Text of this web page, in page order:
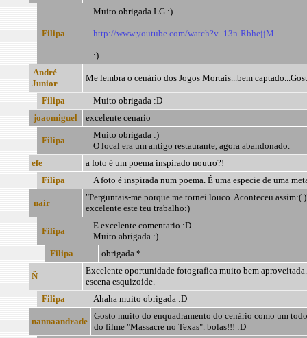
Filipa
Muito obrigada LG :)
http://www.youtube.com/watch?v=13n-RbhejjM
:)
André
Junior
Me lembra o cenário dos Jogos Mortais...bem
Filipa
Muito obrigada :D
joaomiguel
excelente cenario
Filipa
Muito obrigada :)
O local era um antigo restaurante, agora abandonado.
efe
a foto é um poema inspirado noutro?!
Filipa
A foto é inspirada num poema. É uma especie de uma
nair
"Perguntais-me porque me tornei louco. Aconteceu assim:(
excelente este teu trabalho:)
Filipa
E excelente comentario :D
Muito abrigada :)
Filipa
obrigada *
Ñ
Excelente oportunidade fotografica muito bem
escena esquizoide.
Filipa
Ahaha muito obrigada :D
nannaandrade
Gosto muito do enquadramento do cenário como um
do filme "Massacre no Texas". bolas!!! :D